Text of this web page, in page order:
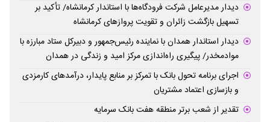
دیدار مدیرعامل شرکت فرودگاه‌ها با استاندار کرمانشاه/ تأکید بر
تسهیل بازگشت زائران و تقویت پروازهای کرمانشاه
دیدار استاندار همدان با نماینده رئیس‌جمهور و دبیرکل ستاد مبارزه با
موادمخدر/ پیگیری راه‌اندازی مرکز امید و زندگی در همدان
اجرای برنامه تحول بانک با تمرکز بر منابع پایدار، درآمدهای کارمزدی
و بازسازی اعتماد مشتریان
تقدیر از شعب برتر منطقه هفت بانک سرمایه